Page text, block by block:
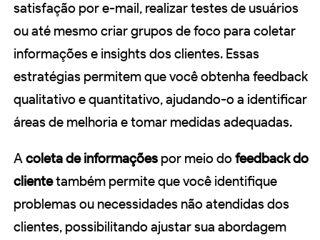
satisfação por e-mail, realizar testes de usuários
ou até mesmo criar grupos de foco para coletar
informações e insights dos clientes. Essas
estratégias permitem que você obtenha feedback
qualitativo e quantitativo, ajudando-o a identificar
áreas de melhoria e tomar medidas adequadas.
Acoleta de informações por meio do feedback do
clientetambém permite que você identifique
problemas ou necessidades não atendidas dos
clientes, possibilitando ajustar sua abordagem